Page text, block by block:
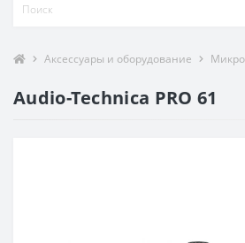
Аксессуары и оборудование
Audio-Technica PRO 61